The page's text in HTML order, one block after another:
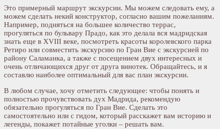
Это примерный маршрут экскурсии. Мы можем следовать ему, а
можем сделать некий конструктор, согласно вашим пожеланиям.
Например, подняться на большее количество террас,
прогуляться по бульвару Прадо, как это делала вся мадридская
знать еще в XVIII веке, посмотреть красоты королевского парка
Ретиро или совместить экскурсию по Гран Вие с экскурсией по
району Саламанка, а также с посещением двух интересных и
очень отличающихся друг от друга винотек. Обращайтесь, и я
составлю наиболее оптимальный для вас план экскурсии.
В любом случае, хочу отметить следующее: чтобы понять и
полностью прочувствовать дух Мадрида, рекомендую
обязательно прогуляться по Гран Вие. Сделать это
самостоятельно или с гидом, который расскажет вам историю и
легенды, покажет потайные уголки – решать вам.